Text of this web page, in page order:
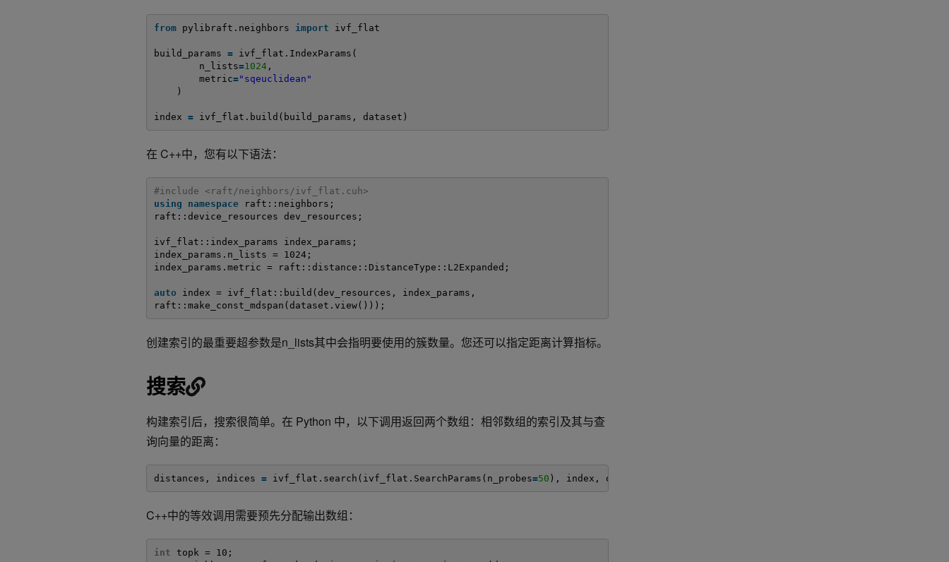
from pylibraft.neighbors import ivf_flat
build_params =
ivf_flat.IndexParams(
n_lists=1024,
metric="sqeuclidean"
)
index = ivf_flat.build(build_params, dataset)
在 C++中，您有以下语法：
#include <raft/neighbors/ivf_flat.cuh>
using
namespace
raft::neighbors;
raft::device_resources dev_resources;
ivf_flat::index_params index_params;
index_params.n_lists = 1024;
index_params.metric = raft::distance::DistanceType::L2Expanded;
auto
index = ivf_flat::build(dev_resources, index_params,
raft::make_const_mdspan(dataset.view()));
创建索引的最重要超参数是n_lists其中会指明要使用的簇数量。您还可以指定距离计算指标。
搜索
构建索引后，搜索很简单。在 Python 中，以下调用返回两个数组：相邻数组的索引及其与查
询向量的距离：
distances, indices = ivf_flat.search(ivf_flat.SearchParams(n_probes=50 ), index, queries, k
C++中的等效调用需要预先分配输出数组：
int
topk = 10;